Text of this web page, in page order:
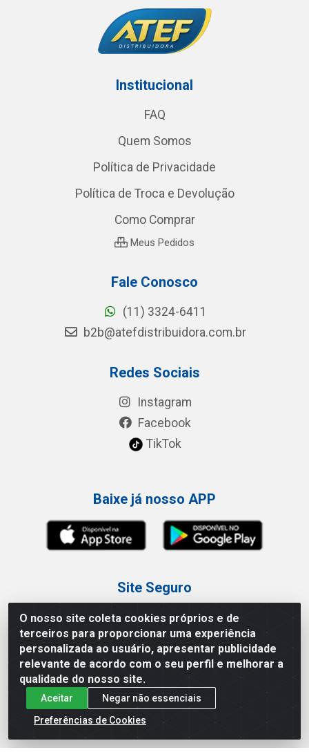
O nosso site coleta cookies próprios e de
terceiros para proporcionar uma experiência
personalizada ao usuário, apresentar publicidade
relevante de acordo com o seu perfil e melhorar a
qualidade do nosso site.
Aceitar
Negar não essenciais
Preferências de Cookies
Institucional
FAQ
Quem Somos
Política de Privacidade
Política de Troca e Devolução
Como Comprar
Meus Pedidos
Fale Conosco
(11) 3324-6411
b2b@atefdistribuidora.com.br
Redes Sociais
Instagram
Facebook
TikTok
Baixe já nosso APP
Site Seguro
Loja / Showroom
Tel.: (11) 3227-0546
Av Vautier, 587/597 - Pari - São Paulo/SP